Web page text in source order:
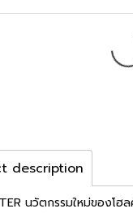
description
นวัตกรรมใหม่ของโฮล